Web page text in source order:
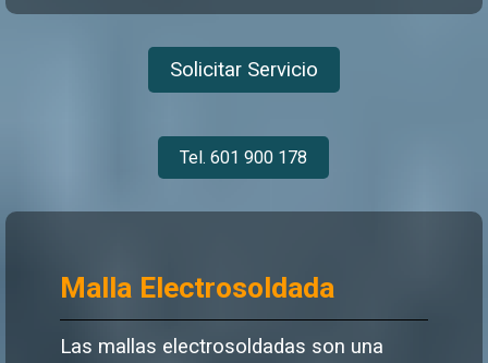
Solicitar Servicio
Tel. 601 900 178
Malla Electrosoldada
Las mallas electrosoldadas son una